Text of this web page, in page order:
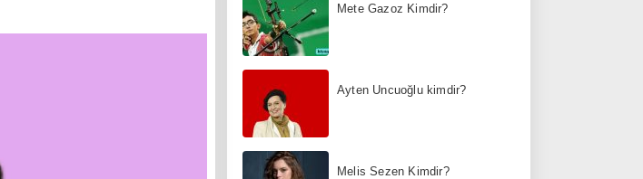
Mete Gazoz Kimdir?
Ayten Uncuoğlu kimdir?
Melis Sezen Kimdir?